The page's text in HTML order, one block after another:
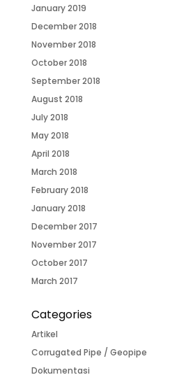
January 2019
December 2018
November 2018
October 2018
September 2018
August 2018
July 2018
May 2018
April 2018
March 2018
February 2018
January 2018
December 2017
November 2017
October 2017
March 2017
Categories
Artikel
Corrugated Pipe / Geopipe
Dokumentasi